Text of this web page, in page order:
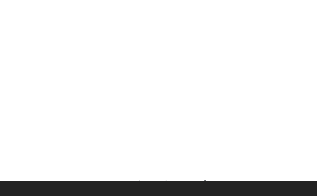
سامانه مدیریت نشریات علمی.طراحی و پیاده سازی ازسیناوب